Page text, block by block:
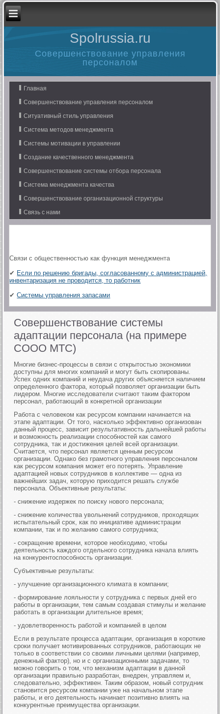
Spolrussia.ru
Совершенствование управления
персоналом
Главная
Совершенствование управления персоналом
Ситуативный стиль управления
Система методов менеджмента
Системы мотивации в управлении
Создание качественного менеджмента
Совершенствование системы отбора персонала
Система менеджмента качества
Совершенствование организационной структуры
Связь с нами
Связи с общественностью как функция менеджмента
✔ Если по решению бригады, согласованному с администрацией,
инвентаризация не проводится, то работник
✔Системы управления запасами
Совершенствование системы
адаптации персонала (на примере
СООО МТС)
Многие бизнес-процессы в связи с открытостью экономики
доступны для многих компаний и могут быть скопированы.
Успех одних компаний и неудача других объясняется наличием
определенного фактора, который позволяет организации быть
лидером. Многие исследователи считают таким фактором
персонал, работающий в конкретной организации
Работа с человеком как ресурсом компании начинается на
этапе адаптации. От того, насколько эффективно организован
данный процесс, зависит результативность дальнейшей работы
и возможность реализации способностей как самого
сотрудника, так и достижения целей всей организации.
Считается, что персонал является ценным ресурсом
организации. Однако без грамотного управления персоналом
как ресурсом компания может его потерять. Управление
адаптацией новых сотрудников в коллективе — одна из
важнейших задач, которую приходится решать службе
персонала. Объективные результаты:
- снижение издержек по поиску нового персонала;
- снижение количества увольнений сотрудников, проходящих
испытательный срок, как по инициативе администрации
компании, так и по желанию самого сотрудника;
- сокращение времени, которое необходимо, чтобы
деятельность каждого отдельного сотрудника начала влиять
на конкурентоспособность организации.
Субъективные результаты:
- улучшение организационного климата в компании;
- формирование лояльности у сотрудника с первых дней его
работы в организации, тем самым создавая стимулы и желание
работать в организации длительное время;
- удовлетворенность работой и компанией в целом
Если в результате процесса адаптации, организация в короткие
сроки получает мотивированных сотрудников, работающих не
только в соответствии со своими личными целями (например,
денежный фактор), но и с организационными задачами, то
можно говорить о том, что механизм адаптации в данной
организации правильно разработан, внедрен, управляем и,
следовательно, эффективен. Таким образом, новый сотрудник
становится ресурсом компании уже на начальном этапе
работы, и его деятельность начинает позитивно влиять на
конкурентные преимущества организации.